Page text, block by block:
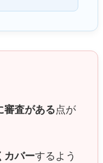
審査がある点が
カバーするよう